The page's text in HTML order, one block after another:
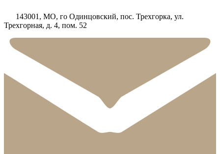
143001, МО, го Одинцовский, пос. Трехгорка, ул.
Трехгорная, д. 4, пом. 52